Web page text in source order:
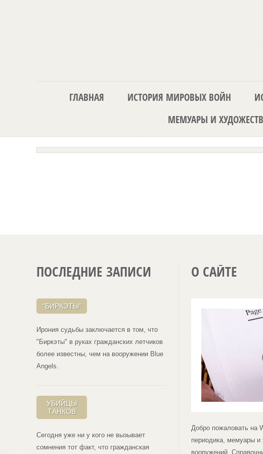
ГЛАВНАЯ ИСТОРИЯ МИРОВЫХ ВОЙН
МЕМУАРЫ И
ПОСЛЕДНИЕ ЗАПИСИ
"БИРКЭТЫ"
Ирония судьбы заключается в том, что
"Биркэты" в руках гражданских летчиков
более известны, чем на вооружении Blue
Angеls.
УБИЙЦЫ
ТАНКОВ
Сегодня уже ни у кого не вызывает
сомнения тот факт, что гражданская
О САЙТЕ
Добро пожаловать на
периодика, мемуары и
вооружений.